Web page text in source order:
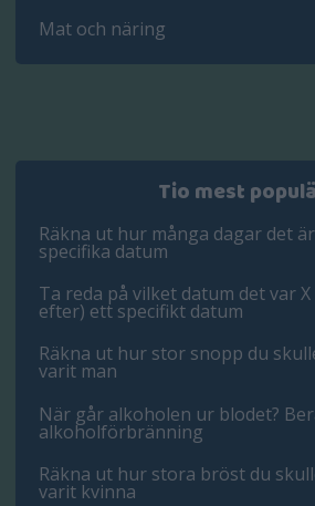
Mat och näring
Tio mest
Räkna ut hur många dagar det
specifika datum
Ta reda på vilket datum det var
efter) ett specifikt datum
Räkna ut hur stor snopp du
varit man
När går alkoholen ur blodet?
alkoholförbränning
Räkna ut hur stora bröst du
varit kvinna